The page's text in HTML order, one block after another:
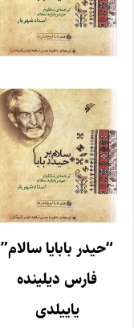
“حیدر بابایا سالام”
فارس دیلینده
یاییلدی